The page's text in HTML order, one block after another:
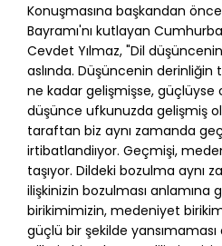
Konuşmasına başkandan
Bayramı'nı kutlayan
Cevdet Yılmaz, "Dil düşüncenin
aslında. Düşüncenin derinliğin
ne kadar gelişmişse, güçlüyse
düşünce ufkunuzda gelişmiş
taraftan biz aynı zamanda
irtibatlandiıyor. Geçmişi,
taşıyor. Dildeki bozulma aynı
ilişkinizin bozulması anlamına
birikimimizin, medeniyet
güçlü bir şekilde yansımaması